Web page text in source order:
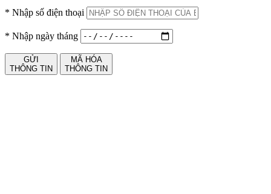
* Nhập số điện thoại
* Nhập ngày tháng
GỬI
THÔNG TIN
MÃ HÓA
THÔNG TIN